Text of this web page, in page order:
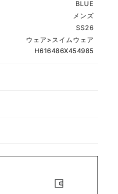
BLUE
メンズ
SS26
ウェア> スイムウェア
H616486X454985